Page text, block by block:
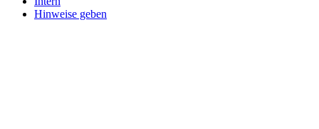
Hinweise geben